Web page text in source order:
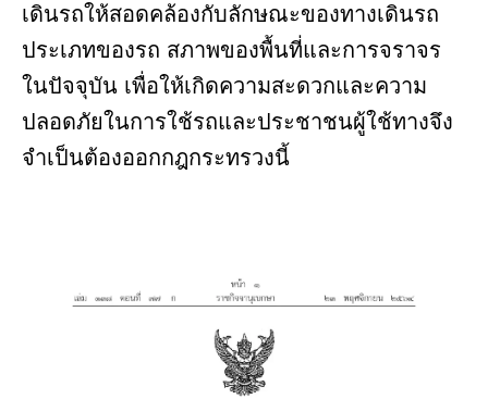
เดินรถให้สอดคล้องกับลักษณะของทางเดินรถ
ประเภทของรถ สภาพของพื้นที่และการจราจร
ในปัจจุบัน เพื่อให้เกิดความสะดวกและความ
ปลอดภัยในการใช้รถและประชาชนผู้ใช้ทางจึง
จำเป็นต้องออกกฎกระทรวงนี้